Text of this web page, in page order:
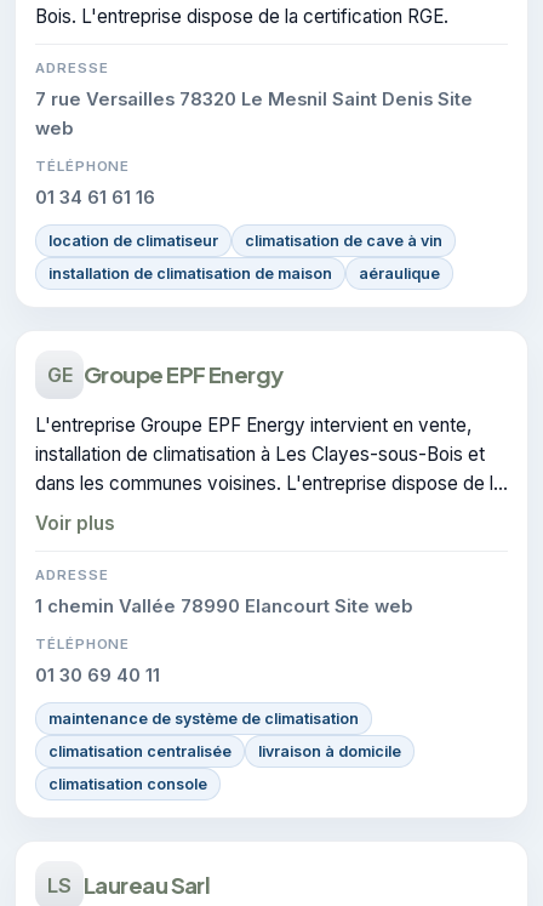
Bois. L'entreprise dispose de la certification RGE.
ADRESSE
7 rue Versailles 78320 Le Mesnil Saint Denis Site
web
TÉLÉPHONE
01 34 61 61 16
location de climatiseur
climatisation de cave à vin
installation de climatisation de maison
aéraulique
GE Groupe EPF Energy
L'entreprise Groupe EPF Energy intervient en vente,
installation de climatisation à Les Clayes-sous-Bois et
dans les communes voisines. L'entreprise dispose de la
certification CERTIFIE.
Voir plus
ADRESSE
1 chemin Vallée 78990 Elancourt Site web
TÉLÉPHONE
01 30 69 40 11
maintenance de système de climatisation
climatisation centralisée
livraison à domicile
climatisation console
LS Laureau Sarl